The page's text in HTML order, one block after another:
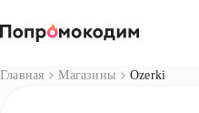
Главная Магазины Ozerki